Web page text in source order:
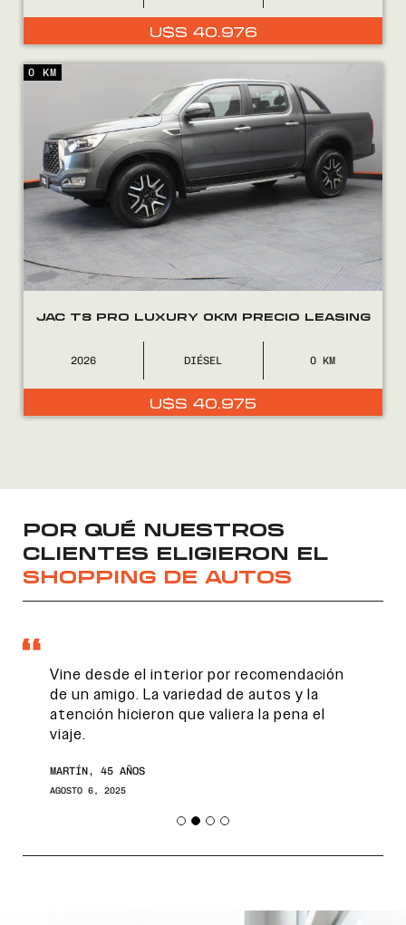
Encontranos en
U$S 40.976
JAC T8 PRO LUXURY 0KM PRECIO LEASING
2026 DIÉSEL 0
U$S 40.975
0 KM
POR QUÉ NUESTROS
CLIENTES ELIGIERON EL
SHOPPING DE AUTOS
Vine desde el interior por recomendación
de un amigo. La variedad de autos y la
atención hicieron que valiera la pena el
viaje.
MARTÍN, 45 AÑOS
AGOSTO 6, 2025